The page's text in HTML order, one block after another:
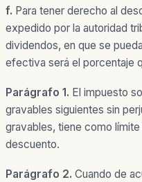
f. Para tener derecho al
expedido por la autoridad
dividendos, en que se
efectiva será el porcentaje
Parágrafo 1. El impuesto
gravables siguientes sin
gravables, tiene como
descuento.
Parágrafo 2. Cuando de